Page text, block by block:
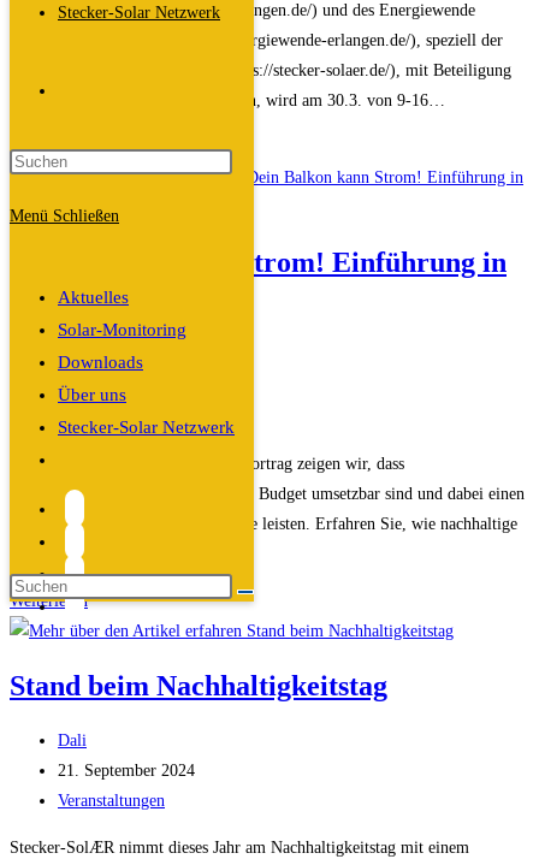
Stecker-Solar Netzwerk
Suche
Menü Schließen
Aktuelles
Solar-Monitoring
Downloads
Über uns
Stecker-Solar Netzwerk
Suche
umschalten
(https://www.solarmobil-verein-erlangen.de/) und des Energiewende
ER(H)langen e.V. (https://www.energiewende-erlangen.de/), speziell der
Arbeitsgruppe Stecker-SolÆR (https://stecker-solaer.de/), mit Beteiligung
des Klimamobils der Stadt Erlangen, wird am 30.3. von 9-16…
WeiterlesenEnergie-
&Immobilienmesse
Forchheim
Dein Balkon kann Strom! Einführung in
Steckersolargeräte
Beitrags-
Autor:
Dali
Beitrag
21. Januar 2025
Allgemein Veranstaltungen
Vortrag und Beratung In unserem Vortrag zeigen wir, dass
Balkonkraftwerke auch mit kleinem Budget umsetzbar sind und dabei einen
wichtigen Beitrag zur Energiewende leisten. Erfahren Sie, wie nachhaltige
Energieerzeugung für…
WeiterlesenDein
Balkon
Strom!
Steckersolargeräte
Stand beim Nachhaltigkeitstag
Beitrags-
Autor:
Dali
Beitrag
veröffentlicht:
21. September 2024
Beitrags-
Veranstaltungen
Stecker-SolÆR nimmt dieses Jahr am Nachhaltigkeitstag mit einem